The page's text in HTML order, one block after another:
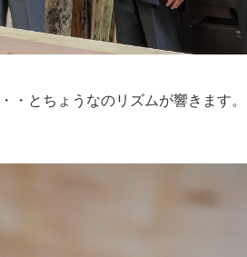
とちょうなのリズムが響きます。